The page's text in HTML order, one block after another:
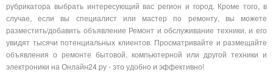
рубрикатора выбрать интересующий вас регион и город. Кроме того, в
случае, если вы специалист или мастер по ремонту, вы можете
разместить/добавить объявление Ремонт и обслуживание техники, и его
увидят тысячи потенциальных клиентов. Просматривайте и размещайте
объявления о ремонте бытовой, компьютерной или другой техники и
электроники на Онлайн24.ру - это удобно и эффективно!